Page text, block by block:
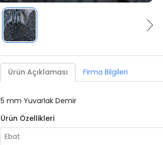
Ürün Açıklaması Firma Bilgileri
5 mm Yuvarlak Demir
Ürün Özellikleri
Ebat